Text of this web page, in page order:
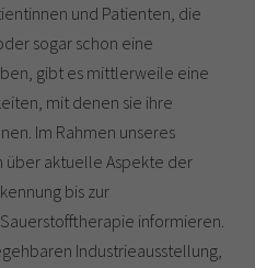
und Patienten, die
sogar schon eine
gibt es mittlerweile eine
mit denen sie ihre
Im Rahmen unseres
über aktuelle Aspekte der
bis zur
informieren.
Industrieausstellung,